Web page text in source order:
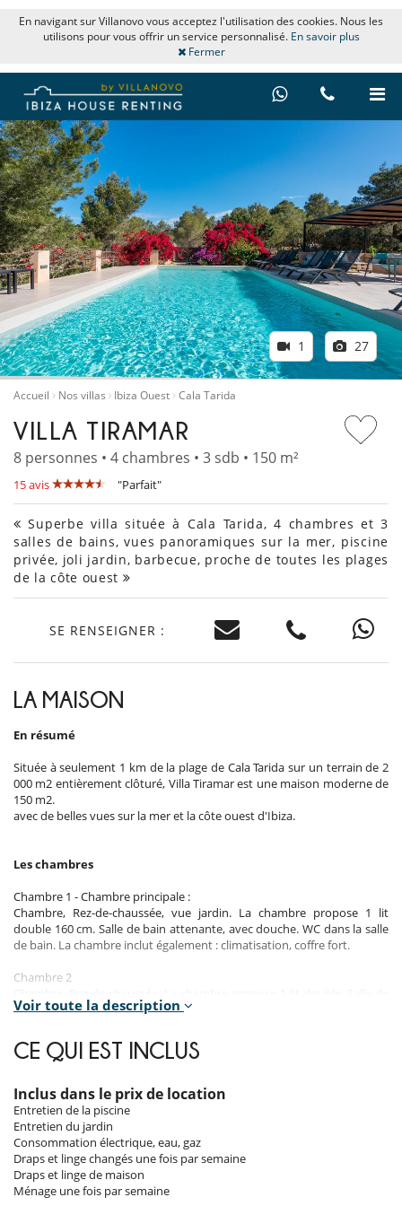
En navigant sur Villanovo vous acceptez l'utilisation des cookies. Nous les
utilisons pour vous offrir un service personnalisé. En savoir plus
Fermer
1 27
Accueil Nos villas Ibiza Ouest Cala Tarida
VILLA TIRAMAR
8 personnes • 4 chambres • 3 sdb • 150 m²
15 avis "Parfait"
Superbe villa située à Cala Tarida, 4 chambres et 3
salles de bains, vues panoramiques sur la mer, piscine
privée, joli jardin, barbecue, proche de toutes les plages
de la côte ouest
SE RENSEIGNER :
LA MAISON
En résumé
Située à seulement 1 km de la plage de Cala Tarida sur un terrain de 2
000 m2 entièrement clôturé, Villa Tiramar est une maison moderne de
150 m2.
avec de belles vues sur la mer et la côte ouest d'Ibiza.
Les chambres
Chambre 1 - Chambre principale :
Chambre, Rez-de-chaussée, vue jardin. La chambre propose 1 lit
double 160 cm. Salle de bain attenante, avec douche. WC dans la salle
de bain. La chambre inclut également : climatisation, coffre fort.
Chambre 2
bain attenante, avec douche. La chambre inclut également :
Chambre 3
bain à l’extérieur de la chambre, partagée, avec douche. La chambre
inclut également : climatisation, coffre fort.
Chambre 4
Chambre, Rez-de-chaussée. La chambre propose 2 lits jumeaux
transformables en lit double. Salle de bain à l’extérieur de la chambre,
partagée, avec douche. La chambre inclut également : climatisation,
Voir toute la description
CE QUI EST INCLUS
Inclus dans le prix de location
Entretien de la piscine
Entretien du jardin
Consommation électrique, eau, gaz
Draps et linge changés une fois par semaine
Draps et linge de maison
Ménage une fois par semaine